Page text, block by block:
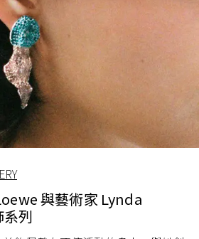
與藝術家 Lynda
列